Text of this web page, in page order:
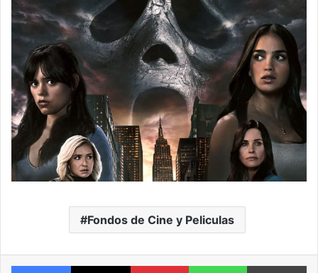
Fondos de Cine y Peliculas
Facebook X Pinterest WhatsApp